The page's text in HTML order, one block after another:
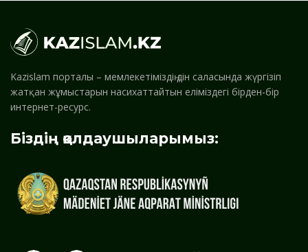
Kazislam порталы – мемлекетіміздің дін саласында жүргізіп
жатқан жұмыстарын насихаттайтын еліміздегі бірден-бір
интернет-ресурс.
Біздің қолдаушыларымыз: